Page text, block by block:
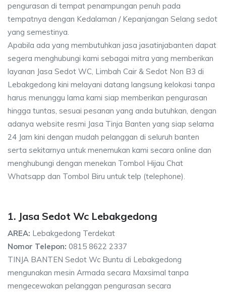
pengurasan di tempat penampungan penuh pada
tempatnya dengan Kedalaman / Kepanjangan Selang sedot
yang semestinya.
Apabila ada yang membutuhkan jasa jasatinjabanten dapat
segera menghubungi kami sebagai mitra yang memberikan
layanan Jasa Sedot WC, Limbah Cair & Sedot Non B3 di
Lebakgedong kini melayani datang langsung kelokasi tanpa
harus menunggu lama kami siap memberikan pengurasan
hingga tuntas, sesuai pesanan yang anda butuhkan, dengan
adanya website resmi Jasa Tinja Banten yang siap selama
24 Jam kini dengan mudah pelanggan di seluruh banten
serta sekitarnya untuk menemukan kami secara online dan
menghubungi dengan menekan Tombol Hijau Chat
Whatsapp dan Tombol Biru untuk telp (telephone).
1. Jasa Sedot Wc Lebakgedong
AREA: Lebakgedong Terdekat
Nomor Telepon: 0815 8622 2337
TINJA BANTEN Sedot Wc Buntu di Lebakgedong
mengunakan mesin Armada secara Maxsimal tanpa
mengecewakan pelanggan pengurasan secara